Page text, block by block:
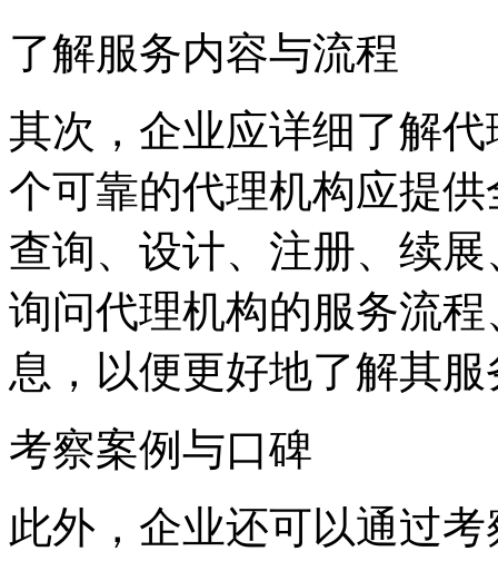
了解服务内容与流程
其次，企业应详细了解
个可靠的代理机构应提
查询、设计、注册、续
询问代理机构的服务流
息，以便更好地了解其
考察案例与口碑
此外，企业还可以通过